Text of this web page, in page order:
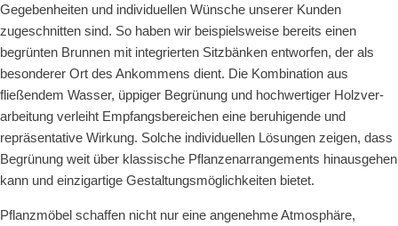
Gegebenheiten und individuellen Wünsche unserer Kunden
zugeschnitten sind. So haben wir beispiels­weise bereits einen
begrünten Brunnen mit integrierten Sitzbänken entworfen, der als
besonderer Ort des Ankommens dient. Die Kombination aus
fließendem Wasser, üppiger Begrünung und hochwertiger Holzver­
arbeitung verleiht Empfangsbereichen eine beruhigende und
repräsentative Wirkung. Solche individuellen Lösungen zeigen, dass
Begrünung weit über klassische Pflanzenarrangements hinausgehen
kann und einzig­artige Gestaltungsmöglichkeiten bietet.
Pflanzmöbel schaffen nicht nur eine angenehme Atmosphäre,